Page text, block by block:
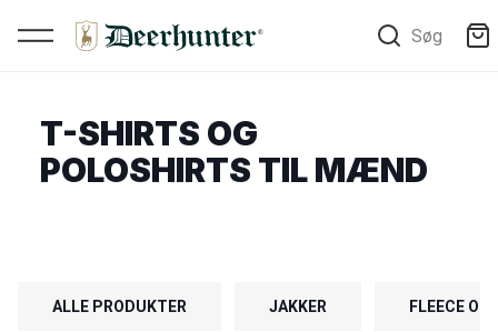
Søg
T-SHIRTS OG
POLOSHIRTS TIL MÆND
ALLE PRODUKTER JAKKER FLEECE OG